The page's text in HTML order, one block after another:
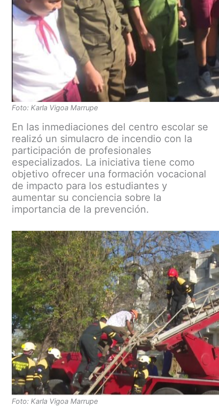
Foto: Karla Vigoa Marrupe
En las inmediaciones del centro escolar se
realizó un simulacro de incendio con la
participación de profesionales
especializados. La iniciativa tiene como
objetivo ofrecer una formación vocacional
de impacto para los estudiantes y
aumentar su conciencia sobre la
importancia de la prevención.
Foto: Karla Vigoa Marrupe